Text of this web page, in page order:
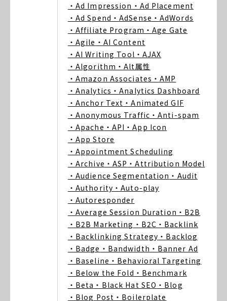
・Ad Impression ・Ad Placement
・Ad Spend ・AdSense ・AdWords
・Affiliate Program ・Age Gate
・Agile ・AI Content
・AI Writing Tool ・AJAX
・Algorithm ・Alt属性
・Amazon Associates ・AMP
・Analytics ・Analytics Dashboard
・Anchor Text ・Animated GIF
・Anonymous Traffic ・Anti-spam
・Apache ・API ・App Icon
・App Store
・Appointment Scheduling
・Archive ・ASP ・Attribution Model
・Audience Segmentation ・Audit
・Authority ・Auto-play
・Autoresponder
・Average Session Duration ・B2B
・B2B Marketing ・B2C ・Backlink
・Backlinking Strategy ・Backlog
・Badge ・Bandwidth ・Banner Ad
・Baseline ・Behavioral Targeting
・Below the Fold ・Benchmark
・Beta ・Black Hat SEO ・Blog
・Blog Post ・Boilerplate